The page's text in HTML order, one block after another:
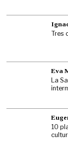
Tres
Eva
La
10